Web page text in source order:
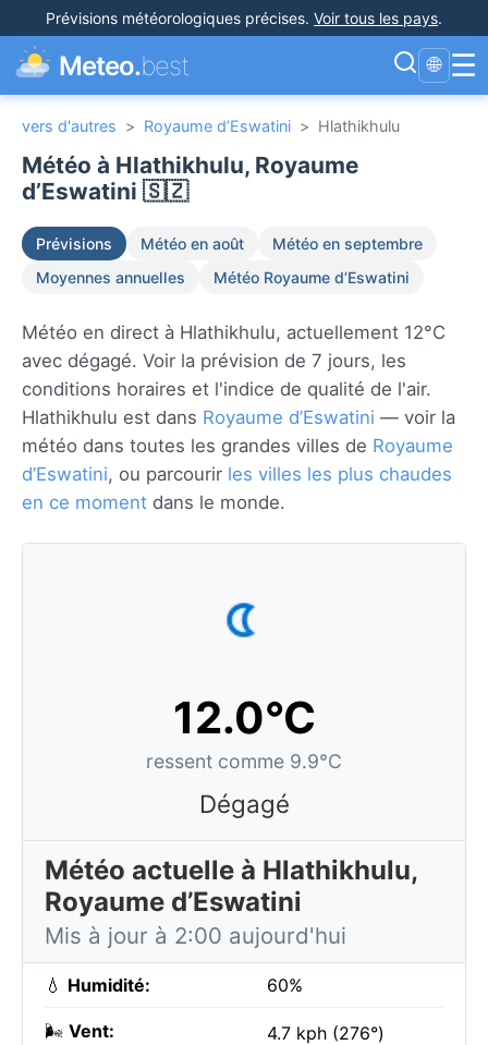
Prévisions météorologiques précises. Voir tous les pays.
Meteo.best 🌐 ☰
vers d'autres > Royaume d’Eswatini > Hlathikhulu
Météo à Hlathikhulu, Royaume
d’Eswatini 🇸🇿
Prévisions Météo en août
Météo en septembre
Moyennes annuelles
Météo Royaume d’Eswatini
Météo en direct à Hlathikhulu, actuellement 12°C
avec dégagé. Voir la prévision de 7 jours, les
conditions horaires et l'indice de qualité de l'air.
Hlathikhulu est dans Royaume d’Eswatini — voir la
météo dans toutes les grandes villes de Royaume
d’Eswatini, ou parcourir les villes les plus chaudes
en ce moment dans le monde.
12.0°C
ressent comme 9.9°C
Dégagé
Météo actuelle à Hlathikhulu,
Royaume d’Eswatini
Mis à jour à 2:00 aujourd'hui
💧 Humidité: 60%
🌬️ Vent: 4.7 kph (276°)